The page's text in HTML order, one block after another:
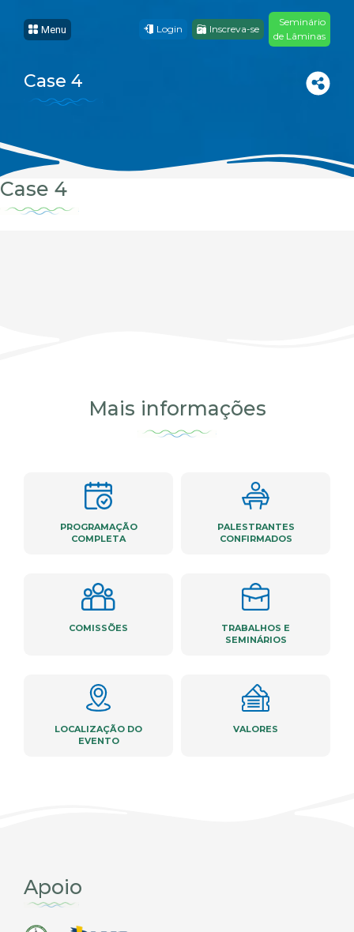
Case 4
Menu Login Inscreva-se
Seminário
de Lâminas
Case 4
Mais informações
PROGRAMAÇÃO
COMPLETA
PALESTRANTES
CONFIRMADOS
COMISSÕES
TRABALHOS E
SEMINÁRIOS
LOCALIZAÇÃO DO
EVENTO
VALORES
Apoio